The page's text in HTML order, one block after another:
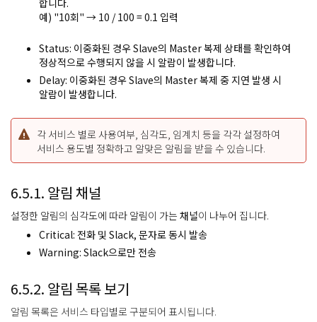
예) "10회" → 10 / 100 = 0.1 입력
Status: 이중화된 경우 Slave의 Master 복제 상태를 확인하여
정상적으로 수행되지 않을 시 알람이 발생합니다.
Delay: 이중화된 경우 Slave의 Master 복제 중 지연 발생 시
알람이 발생합니다.
각 서비스 별로 사용여부, 심각도, 임계치 등을 각각 설정하여
서비스 용도별 정확하고 알맞은 알림을 받을 수 있습니다.
6.5.1. 알림 채널
설정한 알림의 심각도에 따라 알림이 가는 채널이 나누어 집니다.
Critical: 전화 및 Slack, 문자로 동시 발송
Warning: Slack으로만 전송
6.5.2. 알림 목록 보기
알림 목록은 서비스 타입별로 구분되어 표시됩니다.